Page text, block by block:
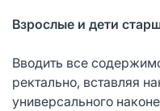
Взрослые и дети
Вводить все
ректально, вставляя
универсального